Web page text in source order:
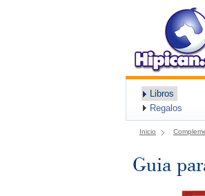
Libros
Regalos
Inicio
Guia